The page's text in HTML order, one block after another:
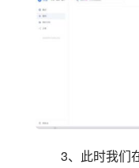
3、此时我们